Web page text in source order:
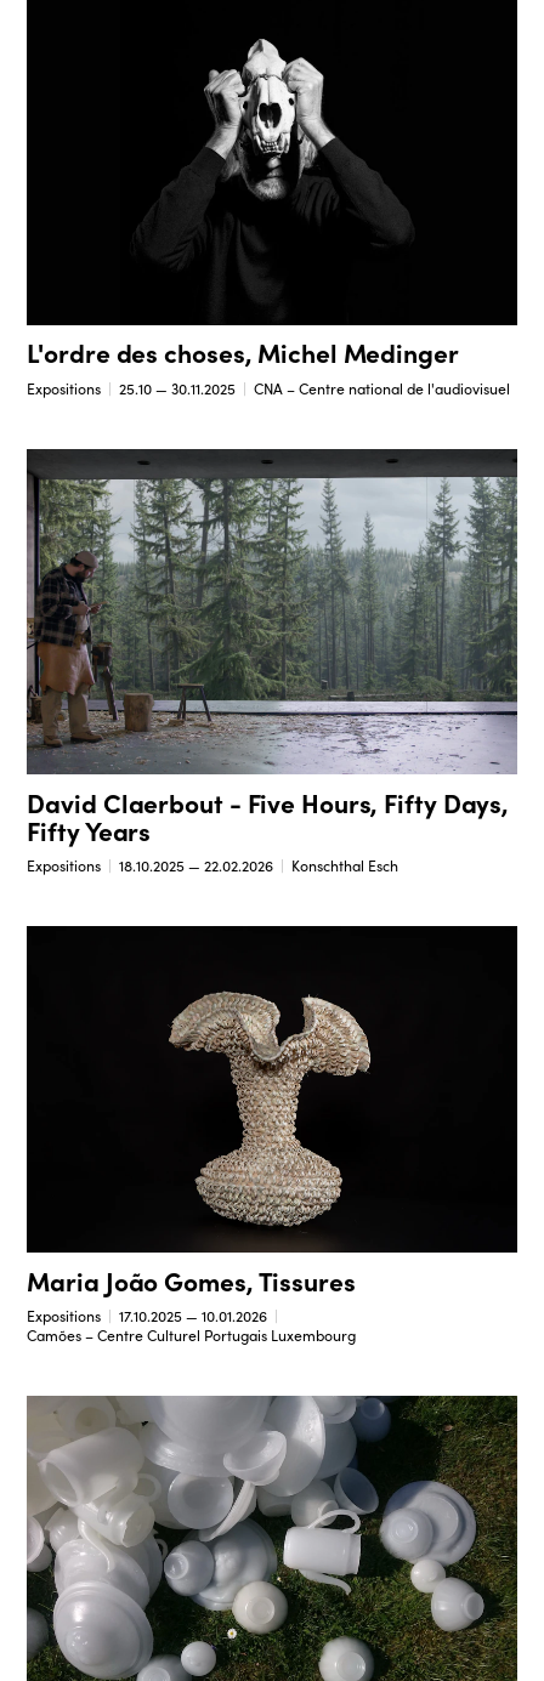
L'ordre des choses, Michel Medinger
Expositions 25.10 — 30.11.2025 CNA – Centre national de l'audiovisuel
David Claerbout - Five Hours, Fifty Days,
Fifty Years
Expositions 18.10.2025 — 22.02.2026 Konschthal Esch
Maria João Gomes, Tissures
Expositions
17.10.2025 — 10.01.2026
Camões – Centre Culturel Portugais Luxembourg